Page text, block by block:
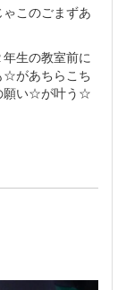
のごまずあ
生の教室前に
☆があちらこち
願い☆が叶う☆